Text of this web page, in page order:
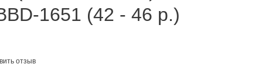
1651 (42 - 46 р.)
отзыв